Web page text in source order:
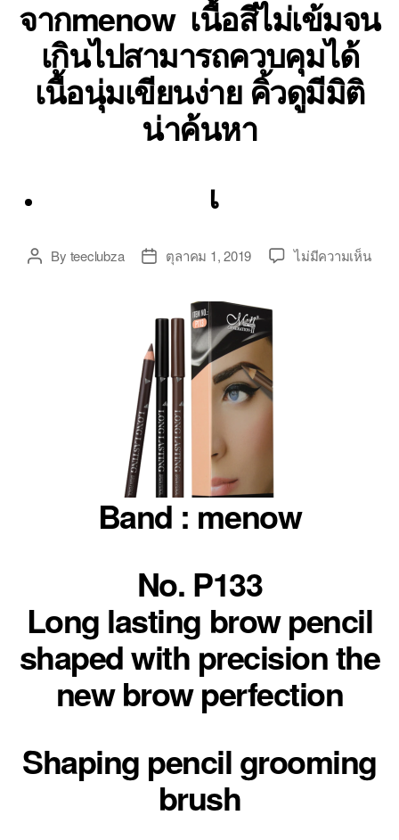
จากmenow เนื้อสีไม่เข้มจน
เกินไปสามารถควบคุมได้
เนื้อนุ่มเขียนง่าย คิ้วดูมีมิติ
น่าค้นหา
เ
PostBy teeclubza
Postตุลาคม 1, 2019 ไม่มีความเห็นบน
เครื่
Band : menow
No. P133
Long lasting brow pencil
shaped with precision the
new brow perfection
Shaping pencil grooming
brush